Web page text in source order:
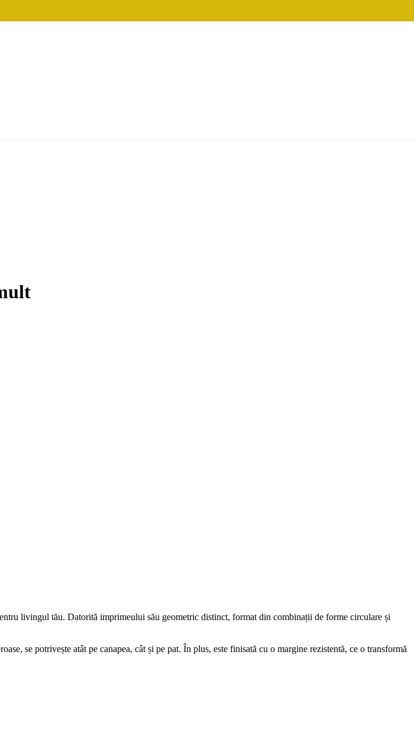
livingul tău. Datorită imprimeului său geometric distinct, format din combinații de forme circulare și
se potrivește atât pe canapea, cât și pe pat. În plus, este finisată cu o margine rezistentă, ce o transformă